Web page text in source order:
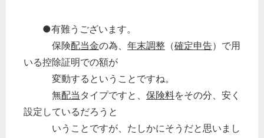
●有難うございます。
保険配当金の為、 年末調整 （確定申告）で用
いる控除証明での額が
変動するということですね。
無配当 タイプですと、 保険料をその分、安く
設定しているだろうと
いうことですが、たしかにそうだと思いまし